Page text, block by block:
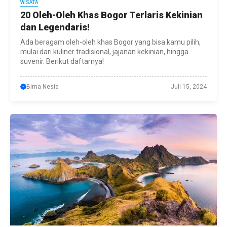
WISATA
20 Oleh-Oleh Khas Bogor Terlaris Kekinian
dan Legendaris!
Ada beragam oleh-oleh khas Bogor yang bisa kamu pilih,
mulai dari kuliner tradisional, jajanan kekinian, hingga
suvenir. Berikut daftarnya!
Bima Nesia Juli 15, 2024